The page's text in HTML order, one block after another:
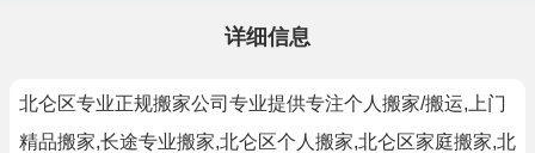
详细信息
北仑区专业正规搬家公司专业提供专注个人搬家/搬运,上门
精品搬家,长途专业搬家,北仑区个人搬家,北仑区家庭搬家,北